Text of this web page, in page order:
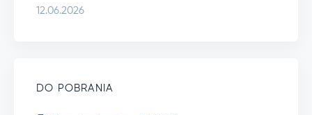
12.06.2026
DO POBRANIA